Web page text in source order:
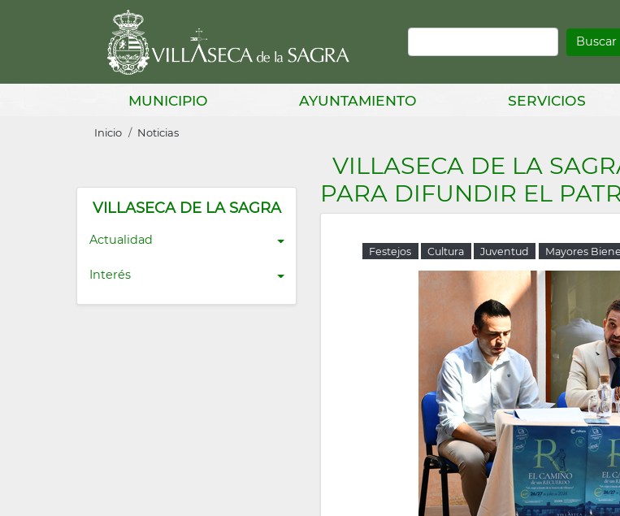
Buscar
MUNICIPIO AYUNTAMIENTO SERVICIOS
Sobrescribir
de
ayuda
a
la
Inicio Noticias
VILLASECA DE LA SAGRA
Actualidad
Interés
VILLASECA DE LA
PARA DIFUNDIR EL
Festejos Cultura Juventud Mayores